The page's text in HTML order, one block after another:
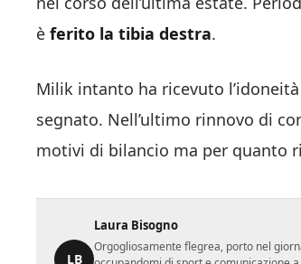
è ferito la tibia destra.
Milik intanto ha ricevuto
segnato. Nell’ultimo rinnovo di
motivi di bilancio ma per quanto
LB
Laura Bisogno
Orgogliosamente flegrea, porto nel